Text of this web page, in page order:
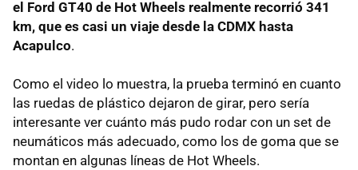
el Ford GT40 de Hot Wheels realmente recorrió 341
km, que es casi un viaje desde la CDMX hasta
Acapulco.
Como el video lo muestra, la prueba terminó en cuanto
las ruedas de plástico dejaron de girar, pero sería
interesante ver cuánto más pudo rodar con un set de
neumáticos más adecuado, como los de goma que se
montan en algunas líneas de Hot Wheels.